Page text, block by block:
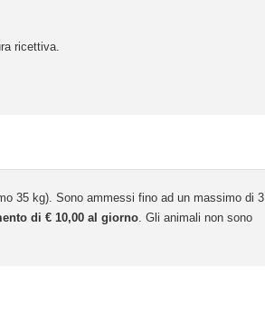
ricettiva.
35 kg). Sono ammessi fino ad un massimo di 3
di € 10,00 al giorno. Gli animali non sono